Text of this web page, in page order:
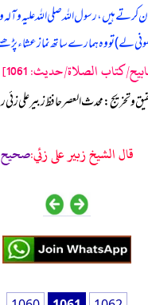
کرتے ہیں، رسول اللہ صلی ‌اللہ ‌علیہ
لے) تو وہ ہمارے ساتھ نماز عشاء
كتاب الصلاة/حدیث: 1061]
و تخريج: محدث العصر حافظ زبير على زئي
قال الشيخ زبير على زئي:صحيح